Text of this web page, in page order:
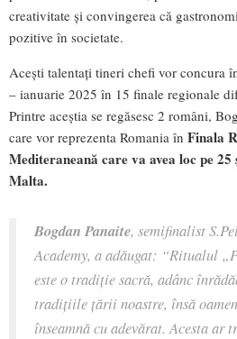
creativitate și convingerea că
pozitive în societate.
Acești talentați tineri chefi vor concura
– ianuarie 2025 în 15 finale regionale
Printre aceștia se regăsesc 2 români,
care vor reprezenta Romania în Finala
Mediteraneană care va avea loc pe
Malta.
Bogdan Panaite, semifinalist
Academy, a adăugat: “Ritualul
este o tradiție sacră, adânc
tradițiile țării noastre, însă
înseamnă cu adevărat. Acesta ar